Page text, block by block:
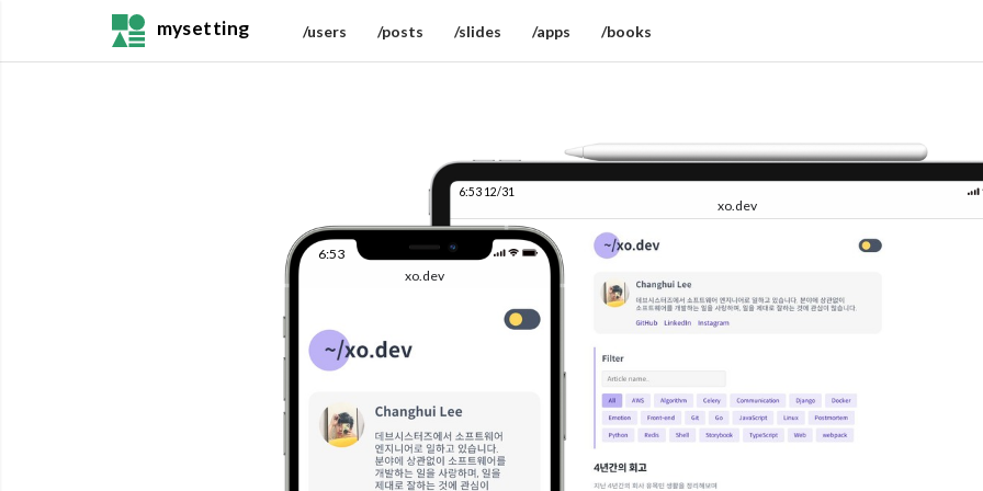
mysetting /users /posts /slides /apps /books
6:53 12/31
xo.dev
6:53
xo.dev